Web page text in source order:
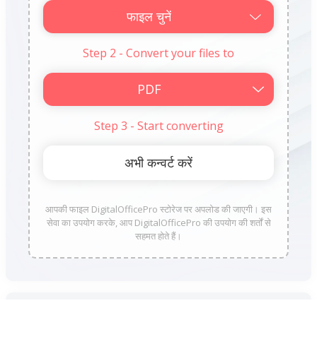
फाइल चुनें
Step 2 - Convert your files to
Step 3 - Start converting
आपकी फाइल DigitalOfficePro स्टोरेज पर अपलोड की जाएगी। इस
सेवा का उपयोग करके, आप DigitalOfficePro की उपयोग की शर्तों से
सहमत होते हैं।